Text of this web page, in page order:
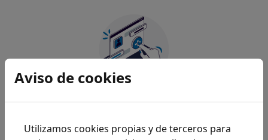
Firma digital
Aviso de cookies
Utilizamos cookies propias y de terceros para